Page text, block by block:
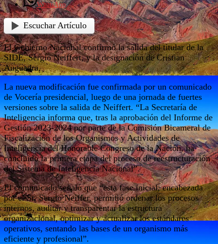
WhatsApp
Escuchar Artículo
El Gobierno Nacional confirmó la salida del titular de la
SIDE, Sergio Neiffert, y la designación de Cristian
Auguadra.
La nueva modificación fue confirmada por un comunicado
de Vocería presidencial, luego de una jornada de fuertes
versiones sobre la salida de Neiffert. “La Secretaría de
Inteligencia informa que, tras la aprobación del Informe de
Gestión 2023-2024 por parte de la Comisión Bicameral de
Fiscalización de los Organismos y Actividades de
Inteligencia del Honorable Congreso de la Nación, ha
concluido la primera etapa del proceso de reestructuración
del Sistema de Inteligencia Nacional”.
El comunicado señaló que “esta fase inicial, encabezada
por el Sr. Sergio Neiffer, permitió ordenar los procesos
internos, auditar y transparentar la estructura
organizacional, optimizar y actualizar los estándares
operativos, sentando las bases de un organismo más
eficiente y profesional”.